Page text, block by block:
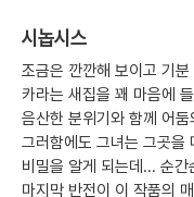
시놉시스
조금은 깐깐해 보이고 기
카라는 새집을 꽤 마음에
음산한 분위기와 함께 어
그러함에도 그녀는 그곳을
비밀을 알게 되는데... 순
마지막 반전이 이 작품의